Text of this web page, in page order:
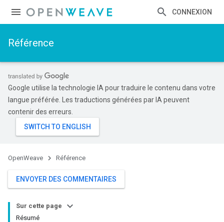
CONNEXION
Référence
Google utilise la technologie IA pour traduire le contenu dans votre
langue préférée. Les traductions générées par IA peuvent
contenir des erreurs.
OpenWeave Référence
ENVOYER DES COMMENTAIRES
Sur cette page
Résumé